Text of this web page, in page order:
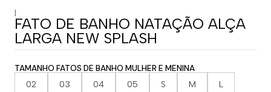
|
FATO DE BANHO NATAÇÃO ALÇA
LARGA NEW SPLASH
TAMANHO FATOS DE BANHO MULHER E MENINA
02 03 04 05 S M L